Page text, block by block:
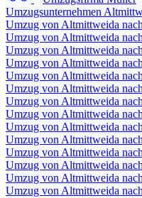
Umzugsunternehmen
Umzug von Altmittweida
Umzug von Altmittweida
Umzug von Altmittweida
Umzug von Altmittweida
Umzug von Altmittweida
Umzug von Altmittweida
Umzug von Altmittweida
Umzug von Altmittweida
Umzug von Altmittweida
Umzug von Altmittweida
Umzug von Altmittweida
Umzug von Altmittweida
Umzug von Altmittweida
Umzug von Altmittweida